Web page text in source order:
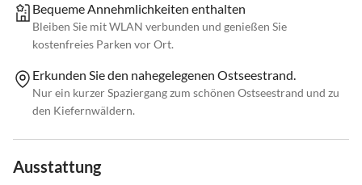
Bequeme Annehmlichkeiten enthalten
Bleiben Sie mit WLAN verbunden und genießen Sie
kostenfreies Parken vor Ort.
Erkunden Sie den nahegelegenen Ostseestrand.
Nur ein kurzer Spaziergang zum schönen Ostseestrand und zu
den Kiefernwäldern.
Ausstattung